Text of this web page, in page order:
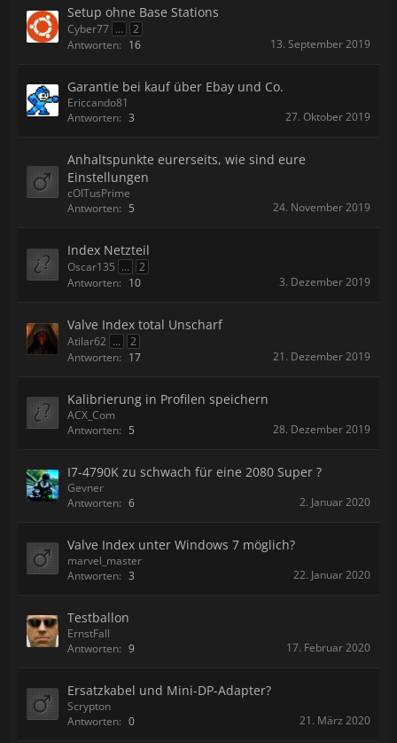
Setup ohne Base Stations
Cyber77 ...
2
Antworten: 16 13. September 2019
Garantie bei kauf über Ebay und Co.
Ericcando81
Antworten: 3 27. Oktober 2019
Anhaltspunkte eurerseits, wie sind eure
Einstellungen
cOITusPrime
Antworten: 5 24. November 2019
Index Netzteil
Oscar135 ...
2
Antworten: 10 3. Dezember 2019
Valve Index total Unscharf
Atilar62 ...
2
Antworten: 17 21. Dezember 2019
Kalibrierung in Profilen speichern
ACX_Com
Antworten: 5 28. Dezember 2019
I7-4790K zu schwach für eine 2080 Super ?
Gevner
Antworten: 6 2. Januar 2020
Valve Index unter Windows 7 möglich?
marvel_master
Antworten: 3 22. Januar 2020
Testballon
ErnstFall
Antworten: 9 17. Februar 2020
Ersatzkabel und Mini-DP-Adapter?
Scrypton
Antworten: 0 21. März 2020